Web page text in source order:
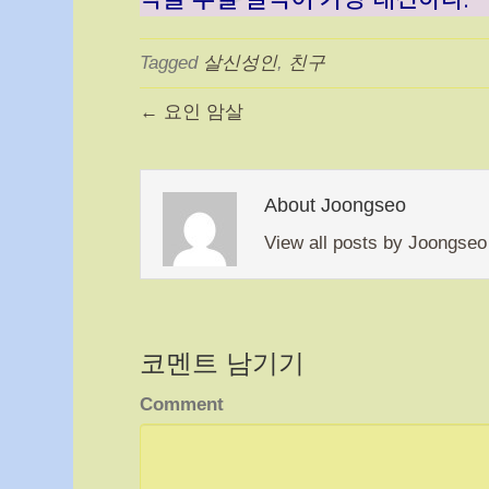
Tagged 살신성인, 친구
← 요인 암살
About Joongseo
View all posts by
코멘트 남기기
Comment